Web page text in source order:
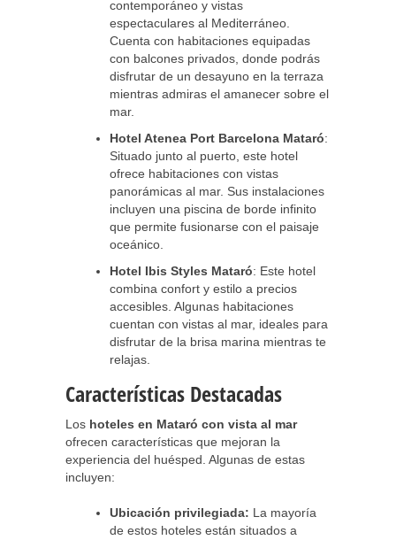
contemporáneo y vistas
espectaculares al Mediterráneo.
Cuenta con habitaciones equipadas
con balcones privados, donde podrás
disfrutar de un desayuno en la terraza
mientras admiras el amanecer sobre el
mar.
Hotel Atenea Port Barcelona Mataró:
Situado junto al puerto, este hotel
ofrece habitaciones con vistas
panorámicas al mar. Sus instalaciones
incluyen una piscina de borde infinito
que permite fusionarse con el paisaje
oceánico.
Hotel Ibis Styles Mataró: Este hotel
combina confort y estilo a precios
accesibles. Algunas habitaciones
cuentan con vistas al mar, ideales para
disfrutar de la brisa marina mientras te
relajas.
Características Destacadas
Los hoteles en Mataró con vista al mar
ofrecen características que mejoran la
experiencia del huésped. Algunas de estas
incluyen:
Ubicación privilegiada: La mayoría
de estos hoteles están situados a